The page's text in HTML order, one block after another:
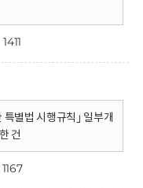
1411
별법 시행규칙｣ 일부개
건
1167